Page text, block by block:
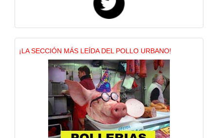
¡LA SECCIÓN MÁS LEÍDA DEL POLLO URBANO!